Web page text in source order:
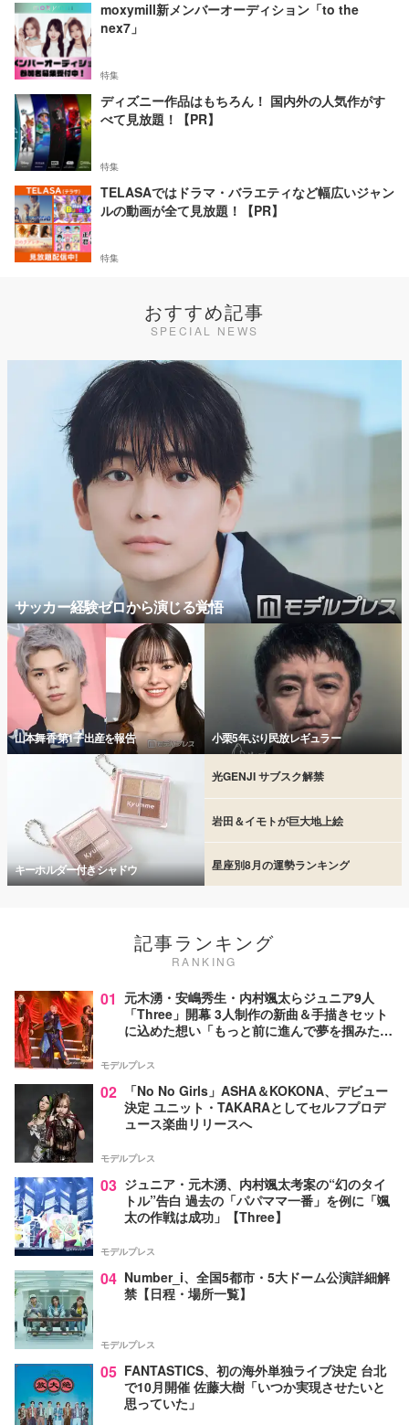
moxymill新メンバーオーディション「to the
nex7」
特集
ディズニー作品はもちろん！ 国内外の人気作がす
べて見放題！【PR】
特集
TELASAではドラマ・バラエティなど幅広いジャン
ルの動画が全て見放題！【PR】
特集
おすすめ記事
SPECIAL NEWS
サッカー経験ゼロから演じる覚悟
山本舞香 第1子出産を報告 小栗5年ぶり民放レギュラー
キーホルダー付きシャドウ
光GENJI サブスク解禁
岩田＆イモトが巨大地上絵
星座別8月の運勢ランキング
記事ランキング
RANKING
01 元木湧・安嶋秀生・内村颯太らジュニア9人
「Three」開幕 3人制作の新曲＆手描きセット
に込めた想い「もっと前に進んで夢を掴みた
モデルプレス
02
「No No Girls」ASHA＆KOKONA、デビュー
決定 ユニット・TAKARAとしてセルフプロデ
ュース楽曲リリースへ
モデルプレス
03 ジュニア・元木湧、内村颯太考案の“幻のタイ
トル”告白 過去の「パパママ一番」を例に「颯
太の作戦は成功」【Three】
モデルプレス
04 Number_i、全国5都市・5大ドーム公演詳細解
禁【日程・場所一覧】
モデルプレス
05 FANTASTICS、初の海外単独ライブ決定 台北
で10月開催 佐藤大樹「いつか実現させたいと
思っていた」